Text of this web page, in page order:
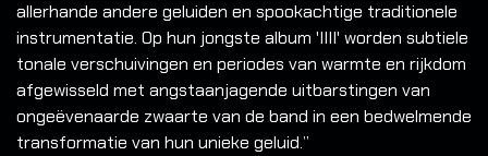
allerhande andere geluiden en spookachtige traditionele
instrumentatie. Op hun jongste album 'IIII' worden subtiele
tonale verschuivingen en periodes van warmte en rijkdom
afgewisseld met angstaanjagende uitbarstingen van
ongeëvenaarde zwaarte van de band in een bedwelmende
transformatie van hun unieke geluid.”